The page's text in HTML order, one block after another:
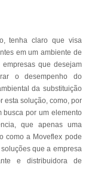
tenha claro que visa
em um ambiente de
que desejam
o desempenho do
da substituição
esta solução, como, por
busca por um elemento
que apenas uma
como a Moveflex pode
que a empresa
e distribuidora de